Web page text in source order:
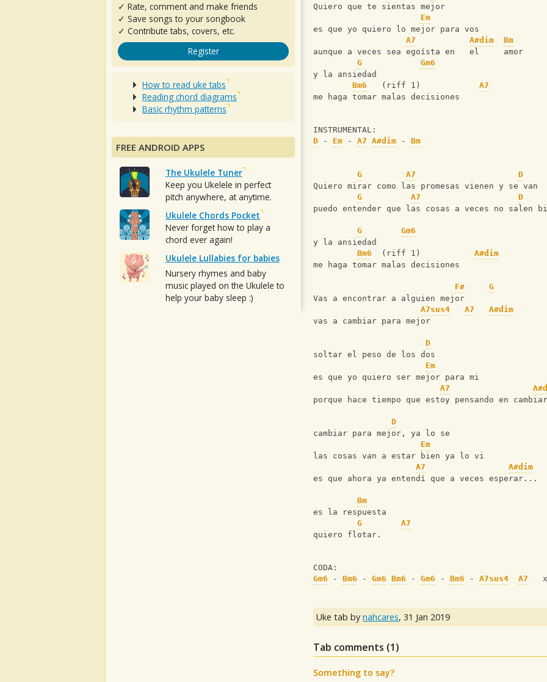
Quiero que te sientas mejor
Em
es que yo quiero lo mejor para vos
A7
A#dim
Bm
aunque a veces sea egoísta en   el     amor
G
Gm6
y la ansiedad
Bm6
   (riff 1)
A7
me haga tomar malas decisiones
INSTRUMENTAL:
D - Em - A7 A#dim - Bm
G A7 D
Quiero mirar como las promesas vienen y se van
G
A7 D
puedo entender que las cosas a veces no salen
G
Gm6
y la ansiedad
Bm6
  (riff 1)
A#dim
me haga tomar malas decisiones
F#
G
Vas a encontrar a alguien mejor
A7sus4
A7
A#dim
vas a cambiar para mejor
D
soltar el peso de los dos
Em
es que yo quiero ser mejor para mi
A7
porque hace tiempo que estoy pensando en cambiar
D
cambiar para mejor, ya lo se
Em
las cosas van a estar bien ya lo vi
A7
A#dim
es que ahora ya entendí que a veces esperar...
Bm
es la respuesta
G
A7
quiero flotar.
CODA:
Gm6 - Bm6 - Gm6 Bm6 - Gm6 - Bm6 - A7sus4 A7
Uke tab by nahcares, 31 Jan 2019
Tab comments (1)
Something to say?
✓ Rate, comment and make friends
✓ Save songs to your songbook
✓ Contribute tabs, covers, etc.
Register
How to read uke tabs
Reading chord diagrams
Basic rhythm patterns
FREE ANDROID APPS
The Ukulele Tuner
Keep you Ukelele in perfect
pitch anywhere, at anytime.
Ukulele Chords Pocket
Never forget how to play a
chord ever again!
Ukulele Lullabies for babies
Nursery rhymes and baby
music played on the Ukulele to
help your baby sleep :)